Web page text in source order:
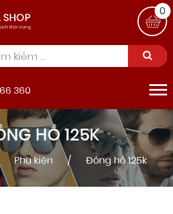
0
360
HỒ 125K
Phụ kiện Đồng hồ 125k